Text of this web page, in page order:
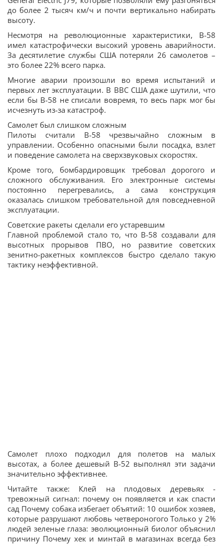
до более 2 тысяч км/ч и почти вертикально набирать
высоту.
Несмотря на революционные характеристики, B-58
имел катастрофически высокий уровень аварийности.
За десятилетие службы США потеряли 26 самолетов –
это более 22% всего парка.
Многие аварии произошли во время испытаний и
первых лет эксплуатации. В ВВС США даже шутили, что
если бы B-58 не списали вовремя, то весь парк мог бы
исчезнуть из-за катастроф.
Самолет был слишком сложным
Пилоты считали B-58 чрезвычайно сложным в
управлении. Особенно опасными были посадка, взлет
и поведение самолета на сверхзвуковых скоростях.
Кроме того, бомбардировщик требовал дорогого и
сложного обслуживания. Его электронные системы
постоянно перегревались, а сама конструкция
оказалась слишком требовательной для повседневной
эксплуатации.
Советские ракеты сделали его устаревшим
Главной проблемой стало то, что B-58 создавали для
высотных прорывов ПВО, но развитие советских
зенитно-ракетных комплексов быстро сделало такую
тактику неэффективной.
Самолет плохо подходил для полетов на малых
высотах, а более дешевый B-52 выполнял эти задачи
значительно эффективнее.
Читайте также: Клей на плодовых деревьях -
тревожный сигнал: почему он появляется и как спасти
сад Почему собака избегает объятий: 10 ошибок хозяев,
которые разрушают любовь четвероногого Только у 2%
людей зеленые глаза: эволюционный биолог объяснил
причину Почему хек и минтай в магазинах всегда без